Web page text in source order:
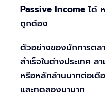
Passive Income ได้
ถูกต้อง
ตัวอย่างของนักการต
สำเร็จในต่างประเทศ
หรือหลักล้านบาทต่อเดื
และทดลองมามาก